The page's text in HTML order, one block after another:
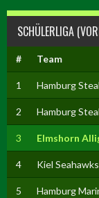
SCHÜLERLIGA
# Team
1 Hamburg
2 Hamburg
3 Elmshorn
4 Kiel
5 Hamburg